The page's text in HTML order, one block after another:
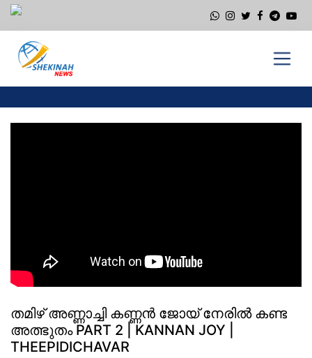
തമിഴ് അണ്ണാച്ചി കണ്ണൻ ജോയ് നേരിൽ കണ്ട
അത്ഭുതം PART 2 | KANNAN JOY |
THEEPIDICHAVAR